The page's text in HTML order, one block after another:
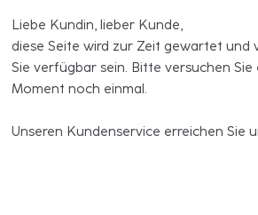
Liebe Kundin, lieber Kunde,
diese Seite wird zur Zeit gewartet und
Sie verfügbar sein. Bitte versuchen Sie
Moment noch einmal.
Unseren Kundenservice erreichen Sie